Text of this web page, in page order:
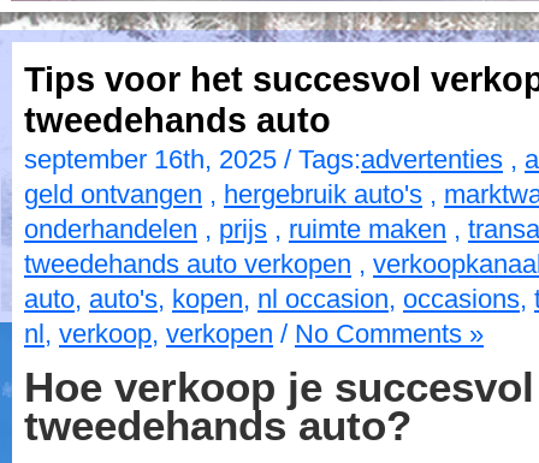
Tips voor het succesvol
tweedehands auto
september 16th, 2025 / Tags:advertenties ,
geld ontvangen , hergebruik auto's ,
onderhandelen , prijs , ruimte maken ,
tweedehands auto verkopen ,
auto, auto's, kopen, nl occasion, occasions,
nl, verkoop, verkopen / No Comments »
Hoe verkoop je
tweedehands auto?